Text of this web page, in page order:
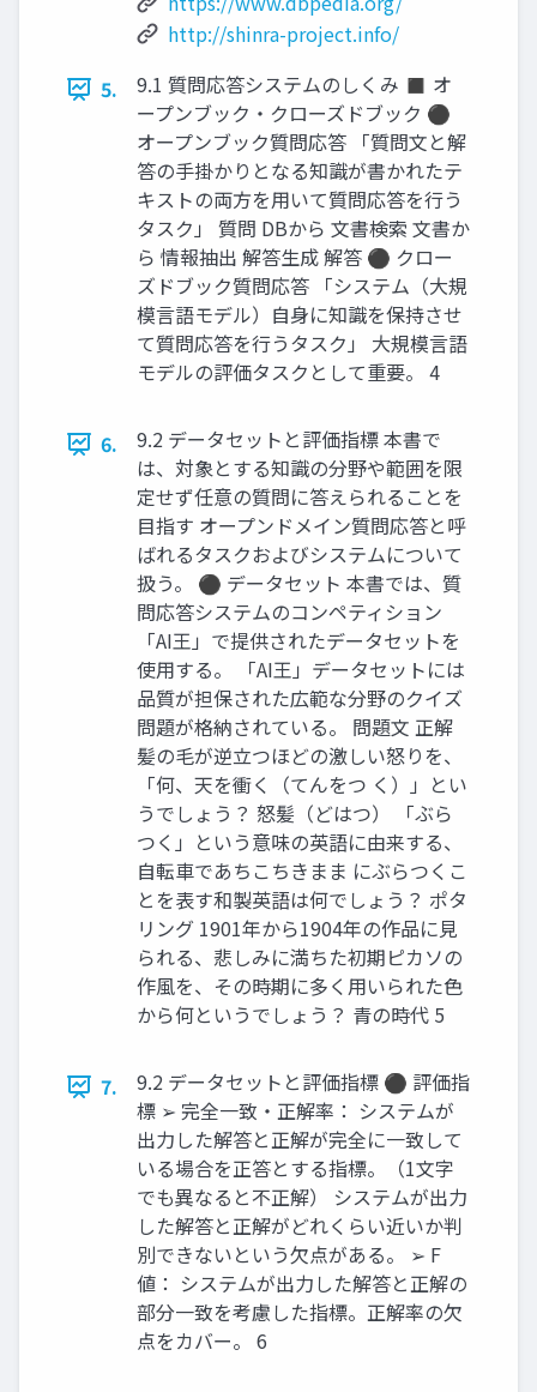
http://shinra-project.info/
5.
9.1 質問応答システムのしくみ ◼ オ
ープンブック・クローズドブック ⚫
オープンブック質問応答 「質問文と解
答の手掛かりとなる知識が書かれたテ
キストの両方を用いて質問応答を行う
タスク」 質問 DBから 文書検索 文書か
ら 情報抽出 解答生成 解答 ⚫ クロー
ズドブック質問応答 「システム（大規
模言語モデル）自身に知識を保持させ
て質問応答を行うタスク」 大規模言語
モデルの評価タスクとして重要。 4
6.
9.2 データセットと評価指標 本書で
は、対象とする知識の分野や範囲を限
定せず任意の質問に答えられることを
目指す オープンドメイン質問応答と呼
ばれるタスクおよびシステムについて
扱う。 ⚫ データセット 本書では、質
問応答システムのコンペティション
「AI王」で提供されたデータセットを
使用する。 「AI王」データセットには
品質が担保された広範な分野のクイズ
問題が格納されている。 問題文 正解
髪の毛が逆立つほどの激しい怒りを、
「何、天を衝く（てんをつ く）」とい
うでしょう？ 怒髪（どはつ） 「ぶら
つく」という意味の英語に由来する、
自転車であちこちきまま にぶらつくこ
とを表す和製英語は何でしょう？ ポタ
リング 1901年から1904年の作品に見
られる、悲しみに満ちた初期ピカソの
作風を、その時期に多く用いられた色
から何というでしょう？ 青の時代 5
7.
9.2 データセットと評価指標 ⚫ 評価指
標 ➢ 完全一致・正解率： システムが
出力した解答と正解が完全に一致して
いる場合を正答とする指標。（1文字
でも異なると不正解） システムが出力
した解答と正解がどれくらい近いか判
別できないという欠点がある。 ➢ F
値： システムが出力した解答と正解の
部分一致を考慮した指標。正解率の欠
点をカバー。 6